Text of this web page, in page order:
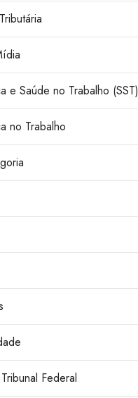
e Saúde no Trabalho (SST)
no Trabalho
Federal